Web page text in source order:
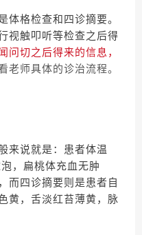
体格检查和四诊摘要。
视触叩听等检查之后得
问切之后得来的信息，
老师具体的诊治流程。
来说就是：患者体温
，扁桃体充血无肿
而四诊摘要则是患者自
黄，舌淡红苔薄黄，脉